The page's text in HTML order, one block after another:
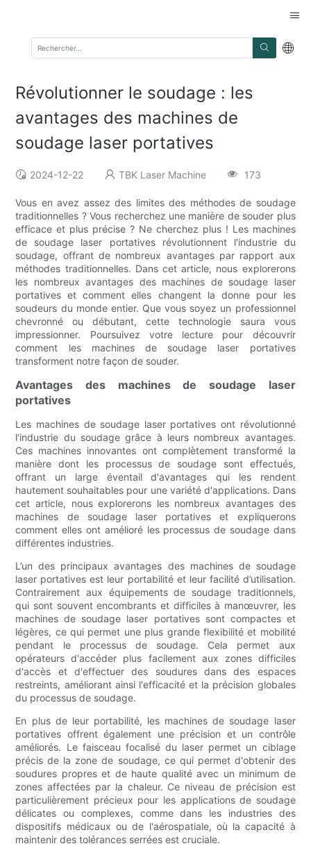
Révolutionner le soudage : les
avantages des machines de
soudage laser portatives
2024-12-22 TBK Laser Machine 173
Vous en avez assez des limites des méthodes de soudage
traditionnelles ? Vous recherchez une manière de souder plus
efficace et plus précise ? Ne cherchez plus ! Les machines
de soudage laser portatives révolutionnent l'industrie du
soudage, offrant de nombreux avantages par rapport aux
méthodes traditionnelles. Dans cet article, nous explorerons
les nombreux avantages des machines de soudage laser
portatives et comment elles changent la donne pour les
soudeurs du monde entier. Que vous soyez un professionnel
chevronné ou débutant, cette technologie saura vous
impressionner. Poursuivez votre lecture pour découvrir
comment les machines de soudage laser portatives
transforment notre façon de souder.
Avantages des machines de soudage laser
portatives
Les machines de soudage laser portatives ont révolutionné
l’industrie du soudage grâce à leurs nombreux avantages.
Ces machines innovantes ont complètement transformé la
manière dont les processus de soudage sont effectués,
offrant un large éventail d'avantages qui les rendent
hautement souhaitables pour une variété d'applications. Dans
cet article, nous explorerons les nombreux avantages des
machines de soudage laser portatives et expliquerons
comment elles ont amélioré les processus de soudage dans
différentes industries.
L’un des principaux avantages des machines de soudage
laser portatives est leur portabilité et leur facilité d’utilisation.
Contrairement aux équipements de soudage traditionnels,
qui sont souvent encombrants et difficiles à manœuvrer, les
machines de soudage laser portatives sont compactes et
légères, ce qui permet une plus grande flexibilité et mobilité
pendant le processus de soudage. Cela permet aux
opérateurs d'accéder plus facilement aux zones difficiles
d'accès et d'effectuer des soudures dans des espaces
restreints, améliorant ainsi l'efficacité et la précision globales
du processus de soudage.
En plus de leur portabilité, les machines de soudage laser
portatives offrent également une précision et un contrôle
améliorés. Le faisceau focalisé du laser permet un ciblage
précis de la zone de soudage, ce qui permet d'obtenir des
soudures propres et de haute qualité avec un minimum de
zones affectées par la chaleur. Ce niveau de précision est
particulièrement précieux pour les applications de soudage
délicates ou complexes, comme dans les industries des
dispositifs médicaux ou de l'aérospatiale, où la capacité à
maintenir des tolérances serrées est cruciale.